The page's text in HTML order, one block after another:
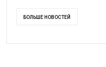
БОЛЬШЕ НОВОСТЕЙ